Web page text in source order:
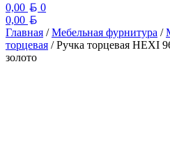
0,00 Белорусский рубль
0
0,00
Главная /Мебельная фурнитура /
торцевая / Ручка торцевая HEXI
золото